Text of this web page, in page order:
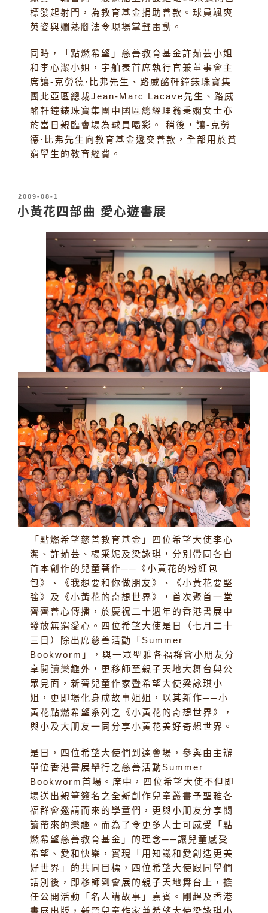
標發起射門，為教育基金捐助善款。球員颯爽
英姿與嫺熟腳法令現場掌聲雷動。
同時，「點燃希望」慈善教育基金許茹芸小姐
和李心潔小姐，宇舶表首席執行官兼董事會主
席讓-克勞德·比弗先生、路威酩軒鐘錶珠寶集
團北亞區總裁Jean-Marc Lacave先生、路威
酩軒鐘錶珠寶集團中國區總經理翁秉嫻女士亦
於當日親臨會場為球員喝彩。 稍後，讓-克勞
德·比弗先生向教育基金遞交善款，全部用於貧
窮學生的教育經費。
發
表
於
2009-08-1
小黃花四部曲 愛心遊書展
「點燃希望慈善教育基金」四位希望大使李心
潔、許茹芸、楊采妮及梁詠琪，分別帶同各自
首本創作的兒童著作──《小黃花的粉紅包
包》、《我想要和你做朋友》、《小黃花要堅
強》及《小黃花的奇想世界》，首次聚首一堂
齊齊善心傳播，於慶祝二十週年的香港書展中
發放無窮愛心。四位希望大使是日（七月二十
三日）除出席慈善活動「Summer
Bookworm」，與一眾聖雅各福群會小朋友分
享閱讀樂趣外，更移師至親子天地大舞台與公
眾見面，新晉兒童作家暨希望大使梁詠琪小
姐，更即場化身成故事姐姐，以其新作──小
黃花點燃希望系列之《小黃花的奇想世界》，
與小及大朋友一同分享小黃花美好奇想世界。
是日，四位希望大使們到達會場，參與由主辦
單位香港書展舉行之慈善活動Summer
Bookworm首場。席中，四位希望大使不但即
場送出親筆簽名之全新創作兒童叢書予聖雅各
福群會邀請而來的學童們，更與小朋友分享閱
讀帶來的樂趣。而為了令更多人士可感受「點
燃希望慈善教育基金」的理念──讓兒童感受
希望、愛和快樂，實現「用知識和愛創造更美
好世界」的共同目標，四位希望大使跟同學們
話別後，即移師到會展的親子天地舞台上，擔
任公開活動「名人講故事」嘉賓。剛趕及香港